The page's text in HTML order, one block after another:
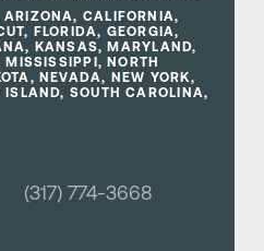
CALIFORNIA,
FLORIDA, GEORGIA,
KANSAS, MARYLAND,
MISSISSIPPI, NORTH
NEVADA, NEW YORK,
ISLAND, SOUTH CAROLINA,
(317) 774-3668